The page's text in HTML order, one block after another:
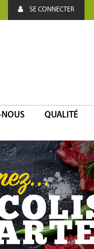
SE CONNECTER
QUALITÉ